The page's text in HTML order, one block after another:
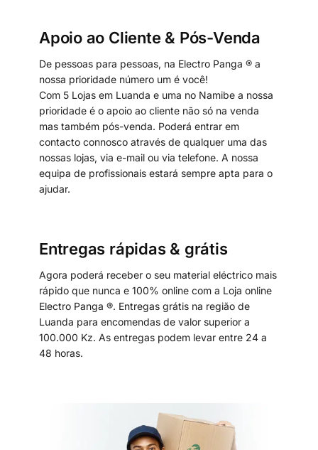
Apoio ao Cliente & Pós-Venda
De pessoas para pessoas, na Electro Panga ® a
nossa prioridade número um é você!
Com 5 Lojas em Luanda e uma no Namibe a nossa
prioridade é o apoio ao cliente não só na venda
mas também pós-venda. Poderá entrar em
contacto connosco através de qualquer uma das
nossas lojas, via e-mail ou via telefone. A nossa
equipa de profissionais estará sempre apta para o
ajudar.
Entregas rápidas & grátis
Agora poderá receber o seu material eléctrico mais
rápido que nunca e 100% online com a Loja online
Electro Panga ®. Entregas grátis na região de
Luanda para encomendas de valor superior a
100.000 Kz. As entregas podem levar entre 24 a
48 horas.